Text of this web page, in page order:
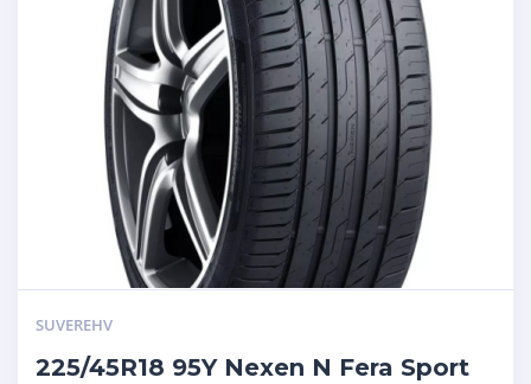
SUVEREHV
225/45R18 95Y Nexen N Fera Sport